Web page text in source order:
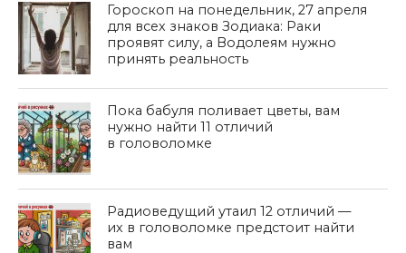
Гороскоп на понедельник, 27 апреля
для всех знаков Зодиака: Раки
проявят силу, а Водолеям нужно
принять реальность
Пока бабуля поливает цветы, вам
нужно найти 11 отличий
в головоломке
Радиоведущий утаил 12 отличий —
их в головоломке предстоит найти
вам